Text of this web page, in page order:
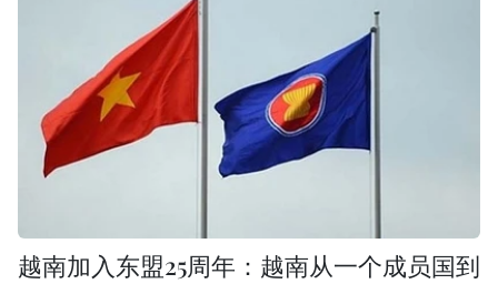
越南加入东盟25周年：越南从一个成员国到